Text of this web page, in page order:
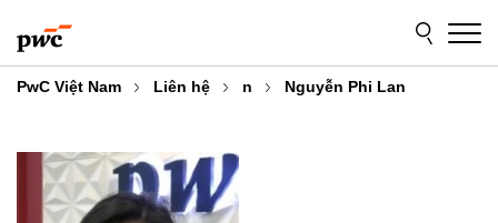
PwC Việt Nam Liên hệ n Nguyễn Phi Lan